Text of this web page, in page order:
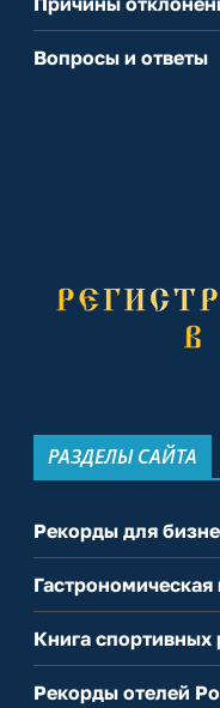
Вопросы и ответы
РАЗДЕЛЫ САЙТА
Рекорды для
Книга спортивных
Рекорды отелей